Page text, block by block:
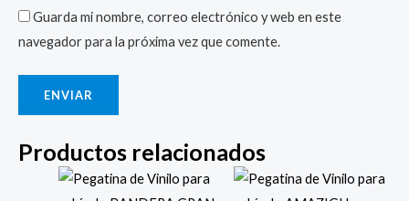
Guarda mi nombre, correo electrónico y web en este
navegador para la próxima vez que comente.
Productos relacionados